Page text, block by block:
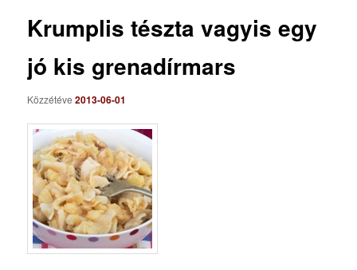
Krumplis tészta vagyis egy
jó kis grenadírmars
Közzétéve2013-06-01